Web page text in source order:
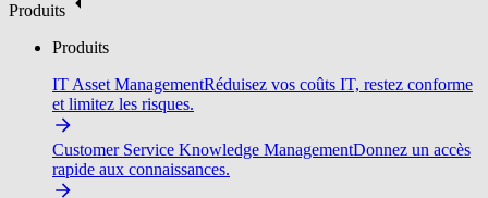
Produits
Produits
IT Asset ManagementRéduisez vos coûts IT, restez conforme
et limitez les risques.
Customer Service Knowledge ManagementDonnez un accès
rapide aux connaissances.